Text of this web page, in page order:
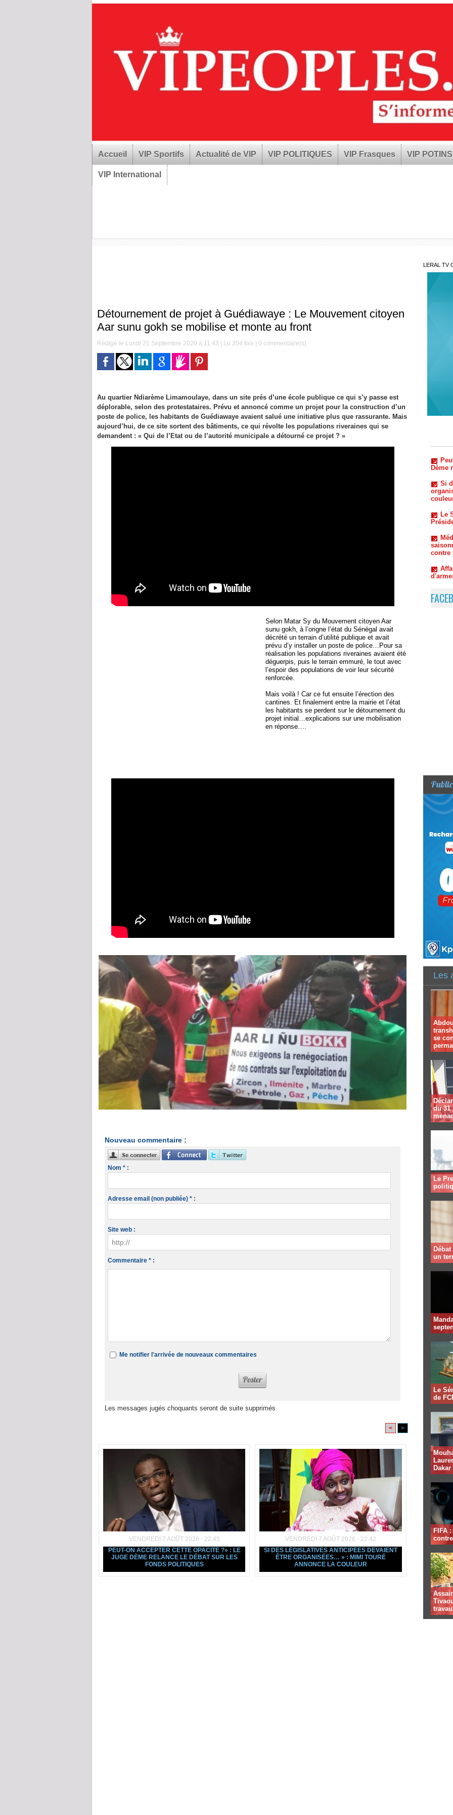
Accueil VIP Sportifs Actualité de VIP VIP POLITIQUES VIP Frasques VIP POTINS
VIP International
Détournement de projet à Guédiawaye : Le Mouvement citoyen
Aar sunu gokh se mobilise et monte au front
Rédigé le Lundi 21 Septembre 2020 à 11:43 | Lu 204 fois | 0 commentaire(s)
Au quartier Ndiarème Limamoulaye, dans un site prés d’une école publique ce qui s’y passe est
déplorable, selon des protestataires. Prévu et annoncé comme un projet pour la construction d’un
poste de police, les habitants de Guédiawaye avaient salué une initiative plus que rassurante. Mais
aujourd’hui, de ce site sortent des bâtiments, ce qui révolte les populations riveraines qui se
demandent : « Qui de l’Etat ou de l’autorité municipale a détourné ce projet ? »
Selon Matar Sy du Mouvement citoyen Aar
sunu gokh, à l’origne l’état du Sénégal avait
décrété un terrain d’utilité publique et avait
prévu d’y installer un poste de police…Pour sa
réalisation les populations riveraines avaient été
déguerpis, puis le terrain emmuré, le tout avec
l’espoir des populations de voir leur sécurité
renforcée.
Mais voilà ! Car ce fut ensuite l’érection des
cantines. Et finalement entre la mairie et l’état
les habitants se perdent sur le détournement du
projet initial…explications sur une mobilisation
en réponse….
Nouveau commentaire :
Nom * :
Adresse email (non publiée) * :
Site web :
Commentaire * :
Me notifier l'arrivée de nouveaux commentaires
Les messages jugés choquants seront de suite supprimés
< >
VENDREDI 7 AOÛT 2026 - 22:45
PEUT-ON ACCEPTER CETTE OPACITÉ ?» : LE
JUGE DÈME RELANCE LE DÉBAT SUR LES
FONDS POLITIQUES
VENDREDI 7 AOÛT 2026 - 22:42
SI DES LÉGISLATIVES ANTICIPÉES DEVAIENT
ÊTRE ORGANISÉES… » : MIMI TOURÉ
ANNONCE LA COULEUR
LERAL TV
Le
contre
Sall et
Les
se
du 31
Le
un
Le
de
Dakar
FIFA